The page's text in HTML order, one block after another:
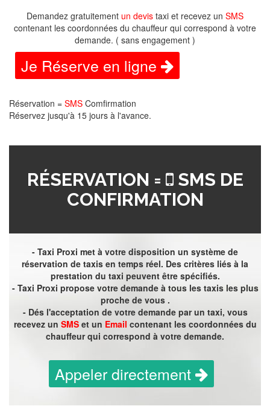
Demandez gratuitement un devis taxi et recevez un SMS
contenant les coordonnées du chauffeur qui correspond à votre
demande. ( sans engagement )
Je Réserve en ligne
Réservation = SMS Comfirmation
Réservez jusqu'à 15 jours à l'avance.
RÉSERVATION =
SMS DE
CONFIRMATION
- Taxi Proxi met à votre disposition un système de
réservation de taxis en temps réel. Des critères liés à la
prestation du taxi peuvent être spécifiés.
- Taxi Proxi propose votre demande à tous les taxis les plus
proche de vous .
- Dés l'acceptation de votre demande par un taxi, vous
recevez un SMSet un Email contenant les coordonnées du
chauffeur qui correspond à votre demande.
Appeler directement